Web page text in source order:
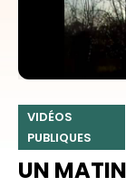
VIDÉOS
PUBLIQUES
UN